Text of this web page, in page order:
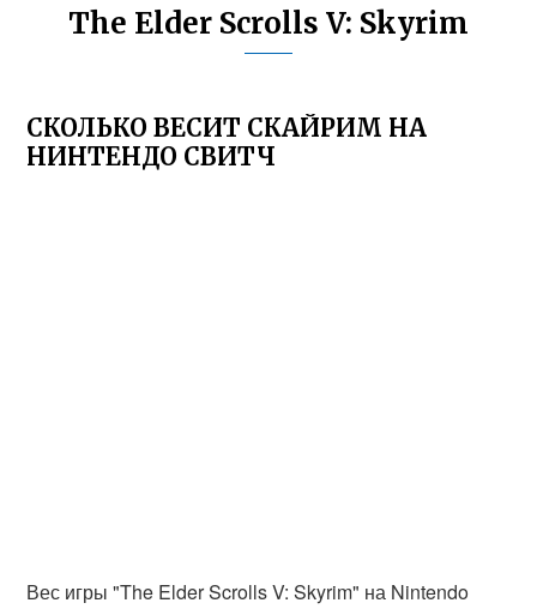
The Elder Scrolls V: Skyrim
СКОЛЬКО ВЕСИТ СКАЙРИМ НА
НИНТЕНДО СВИТЧ
Вес игры "The Elder Scrolls V: Skyrim" на Nintendo